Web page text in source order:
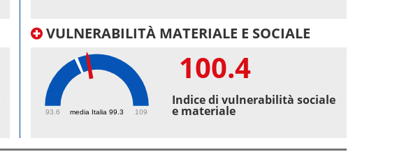
VULNERABILITÀ MATERIALE E SOCIALE
media Italia 99.3
93.6 109
100.4
Indice di vulnerabilità sociale
e materiale